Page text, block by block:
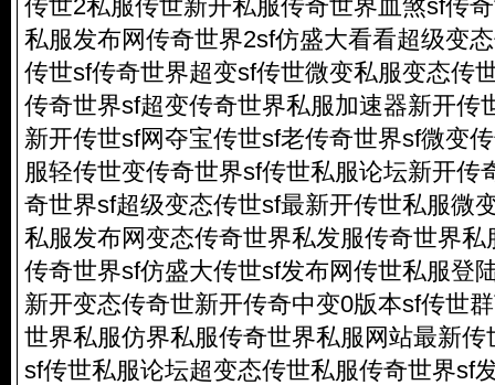
传世2私服传世新开私服传奇世界血煞sf传
私服发布网传奇世界2sf仿盛大看看超级变
传世sf传奇世界超变sf传世微变私服变态传
传奇世界sf超变传奇世界私服加速器新开传
新开传世sf网夺宝传世sf老传奇世界sf微变
服轻传世变传奇世界sf传世私服论坛新开传
奇世界sf超级变态传世sf最新开传世私服微
私服发布网变态传奇世界私发服传奇世界
传奇世界sf仿盛大传世sf发布网传世私服登
新开变态传奇世新开传奇中变0版本sf传世
世界私服仿界私服传奇世界私服网站最新
sf传世私服论坛超变态传世私服传奇世界sf